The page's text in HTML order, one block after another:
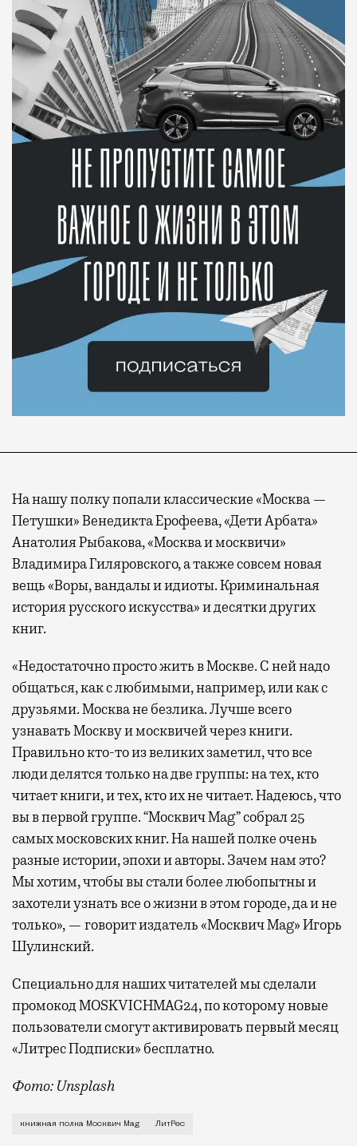
На нашу полку попали классические «Москва —
Петушки» Венедикта Ерофеева, «Дети Арбата»
Анатолия Рыбакова, «Москва и москвичи»
Владимира Гиляровского, а также совсем новая
вещь «Воры, вандалы и идиоты. Криминальная
история русского искусства» и десятки других
книг.
«Недостаточно просто жить в Москве. С ней надо
общаться, как с любимыми, например, или как с
друзьями. Москва не безлика. Лучше всего
узнавать Москву и москвичей через книги.
Правильно кто-то из великих заметил, что все
люди делятся только на две группы: на тех, кто
читает книги, и тех, кто их не читает. Надеюсь, что
вы в первой группе. “Москвич Mag” собрал 25
самых московских книг. На нашей полке очень
разные истории, эпохи и авторы. Зачем нам это?
Мы хотим, чтобы вы стали более любопытны и
захотели узнать все о жизни в этом городе, да и не
только», — говорит издатель «Москвич Mag» Игорь
Шулинский.
Специально для наших читателей мы сделали
промокод MOSKVICHMAG24, по которому новые
пользователи смогут активировать первый месяц
«Литрес Подписки» бесплатно.
Фото: Unsplash
Москва фигурирует во многих книгах, «Москвич
книжная полка Москвич Mag ЛитРес